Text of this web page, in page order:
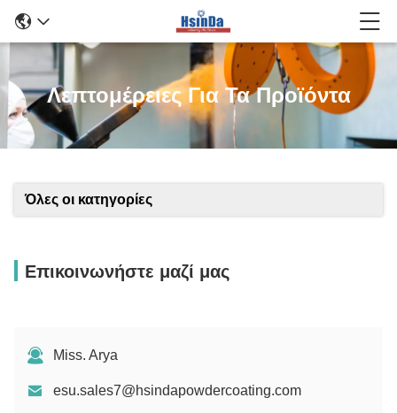
Λεπτομέρειες Για Τα Προϊόντα
Όλες οι κατηγορίες
Επικοινωνήστε μαζί μας
Miss. Arya
esu.sales7@hsindapowdercoating.com